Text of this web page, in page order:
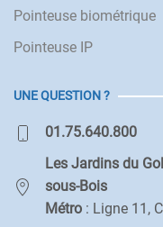
Pointeuse biométrique
Pointeuse IP
UNE QUESTION ?
01.75.640.800
Les Jardins du
sous-Bois
Métro : Ligne 11,